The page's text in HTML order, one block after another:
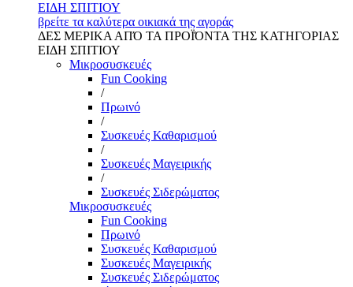
ΕΙΔΗ ΣΠΙΤΙΟΥ
βρείτε τα καλύτερα οικιακά της αγοράς
ΔΕΣ ΜΕΡΙΚΑ ΑΠΌ ΤΑ ΠΡΟΪΌΝΤΑ ΤΗΣ ΚΑΤΗΓΟΡΙΑΣ
ΕΙΔΗ ΣΠΙΤΙΟΥ
Μικροσυσκευές
Fun Cooking
/
Πρωινό
/
Συσκευές Καθαρισμού
/
Συσκευές Μαγειρικής
/
Συσκευές Σιδερώματος
Μικροσυσκευές
Fun Cooking
Πρωινό
Συσκευές Καθαρισμού
Συσκευές Μαγειρικής
Συσκευές Σιδερώματος